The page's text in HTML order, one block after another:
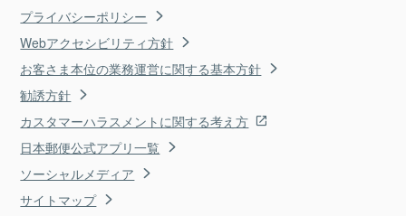
プライバシーポリシー
Webアクセシビリティ方針
お客さま本位の業務運営に関する基本方針
勧誘方針
カスタマーハラスメントに関する考え方
日本郵便公式アプリ一覧
ソーシャルメディア
サイトマップ